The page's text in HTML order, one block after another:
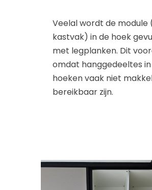
Veelal wordt de module
kastvak) in de hoek
met legplanken. Dit
omdat hanggedeeltes in
hoeken vaak niet
bereikbaar zijn.